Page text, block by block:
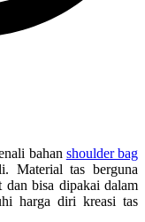
bahan shoulder bag
Material tas berguna
dan bisa dipakai dalam
harga diri kreasi tas